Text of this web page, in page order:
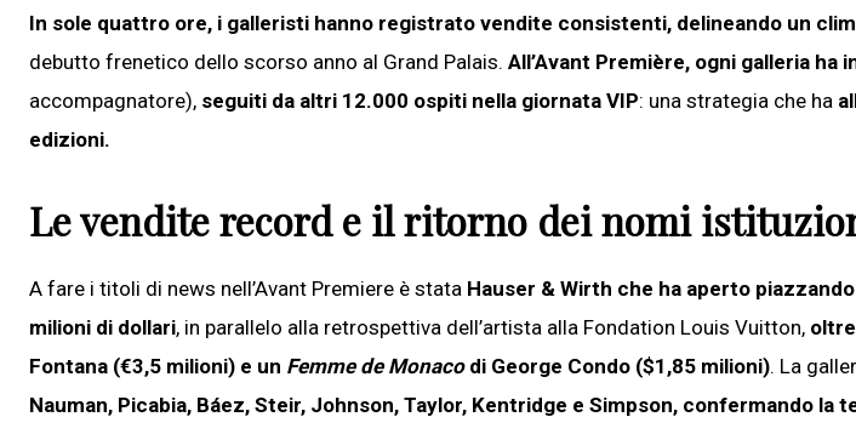
In sole quattro ore, i galleristi hanno registrato vendite consistenti, delineando un
debutto frenetico dello scorso anno al Grand Palais. All’Avant Première, ogni galleria
accompagnatore), seguiti da altri 12.000 ospiti nella giornata VIP: una strategia che ha
edizioni.
Le vendite record e il ritorno dei nomi
A fare i titoli di news nell’Avant Premiere è stata Hauser & Wirth che ha aperto
milioni di dollari, in parallelo alla retrospettiva dell’artista alla Fondation Louis Vuitton,
Fontana (€3,5 milioni) e un Femme de Monacodi George Condo ($1,85 milioni). La
Nauman, Picabia, Báez, Steir, Johnson, Taylor, Kentridge e Simpson, confermando la